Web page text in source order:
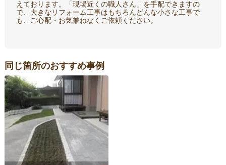
えております。「現場近くの職人さん」を手配できますの
で、大きなリフォーム工事はもちろんどんな小さな工事で
も、ご心配・お気兼ねなくご依頼ください。
同じ箇所のおすすめ事例